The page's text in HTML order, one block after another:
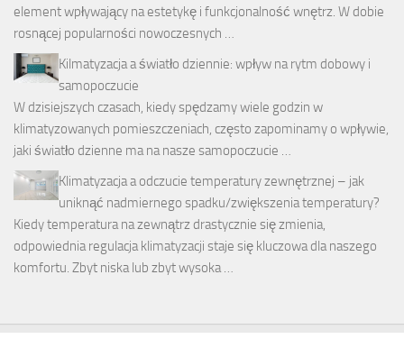
element wpływający na estetykę i funkcjonalność wnętrz. W dobie
rosnącej popularności nowoczesnych …
Kilmatyzacja a światło dziennie: wpływ na rytm dobowy i
samopoczucie
W dzisiejszych czasach, kiedy spędzamy wiele godzin w
klimatyzowanych pomieszczeniach, często zapominamy o wpływie,
jaki światło dzienne ma na nasze samopoczucie …
Klimatyzacja a odczucie temperatury zewnętrznej – jak
uniknąć nadmiernego spadku/zwiększenia temperatury?
Kiedy temperatura na zewnątrz drastycznie się zmienia,
odpowiednia regulacja klimatyzacji staje się kluczowa dla naszego
komfortu. Zbyt niska lub zbyt wysoka …